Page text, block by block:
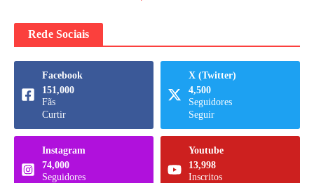
Rede Sociais
Facebook
151,000
Fãs
Curtir
X (Twitter)
4,500
Seguidores
Seguir
Instagram
74,000
Seguidores
Youtube
13,998
Inscritos